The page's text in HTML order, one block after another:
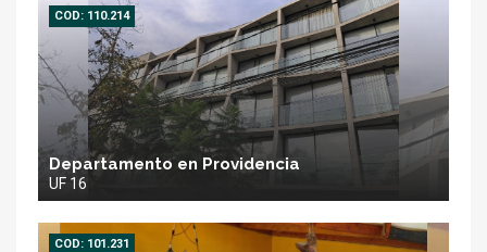
COD: 110.214
Departamento en Providencia
UF 16
COD: 101.231